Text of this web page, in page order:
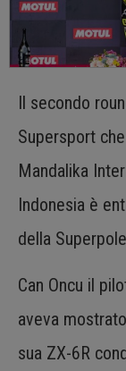
Il secondo
Supersport
Mandalika
Indonesia è
della
Can Oncu il
aveva
sua ZX-6R